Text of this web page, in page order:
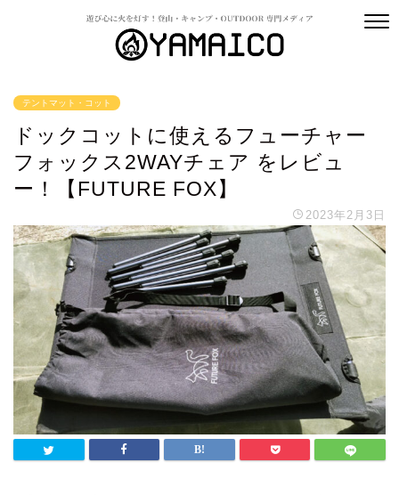
テントマット・コット
ドックコットに使えるフューチャー
フォックス2WAYチェア をレビュ
ー！【FUTURE FOX】
2023年2月3日